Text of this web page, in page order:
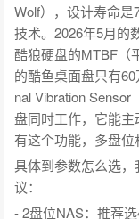
Wolf），设计寿命
技术。2026年5月的
酷狼硬盘的MTBF（
的酷鱼桌面盘只有
nal Vibration
盘同时工作，它能
有这个功能，多盘位
具体到参数怎么选
议：
- 2盘位NAS：推荐